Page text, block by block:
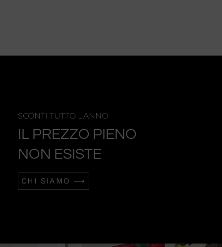
SCONTI TUTTO L'ANNO
IL PREZZO PIENO
NON ESISTE
CHI SIAMO ⟶